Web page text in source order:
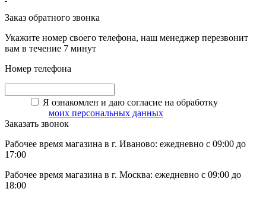
Заказ обратного звонка
Укажите номер своего телефона, наш менеджер перезвонит
вам в течение 7 минут
Номер телефона
Я ознакомлен и даю согласие на обработку
моих персональных данных
Заказать звонок
Рабочее время магазина в г. Иваново: ежедневно с 09:00 до
17:00
Рабочее время магазина в г. Москва: ежедневно с 09:00 до
18:00